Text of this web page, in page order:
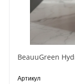
Артикул